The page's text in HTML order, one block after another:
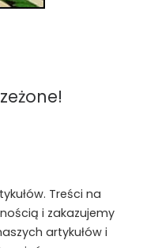
Treści na
i zakazujemy
artykułów i